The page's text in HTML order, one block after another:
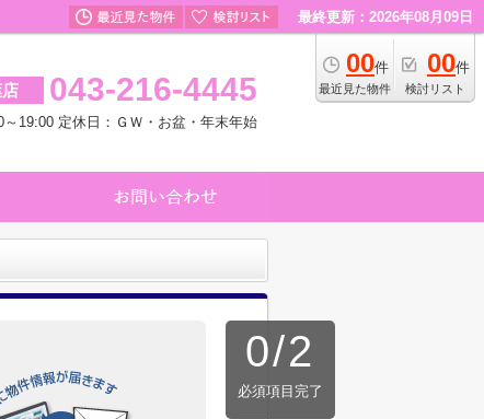
最終更新：2026年08月09日
00件
最近見た物件
00件
検討リスト
043-216-4445
19:00 定休日：ＧＷ・お盆・年末年始
0/2
必須項目完了